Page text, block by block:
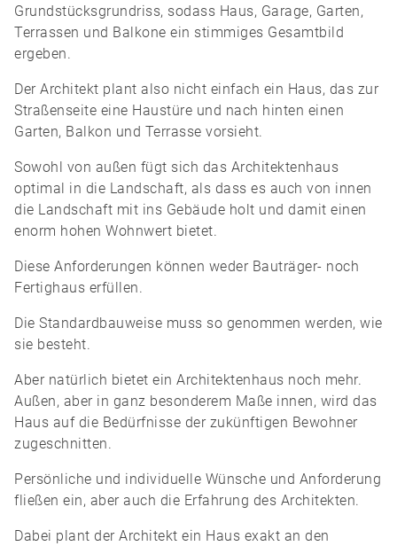
Grundstücksgrundriss, sodass Haus, Garage, Garten,
Terrassen und Balkone ein stimmiges Gesamtbild
ergeben.
Der Architekt plant also nicht einfach ein Haus, das zur
Straßenseite eine Haustüre und nach hinten einen
Garten, Balkon und Terrasse vorsieht.
Sowohl von außen fügt sich das Architektenhaus
optimal in die Landschaft, als dass es auch von innen
die Landschaft mit ins Gebäude holt und damit einen
enorm hohen Wohnwert bietet.
Diese Anforderungen können weder Bauträger- noch
Fertighaus erfüllen.
Die Standardbauweise muss so genommen werden, wie
sie besteht.
Aber natürlich bietet ein Architektenhaus noch mehr.
Außen, aber in ganz besonderem Maße innen, wird das
Haus auf die Bedürfnisse der zukünftigen Bewohner
zugeschnitten.
Persönliche und individuelle Wünsche und Anforderung
fließen ein, aber auch die Erfahrung des Architekten.
Dabei plant der Architekt ein Haus exakt an den